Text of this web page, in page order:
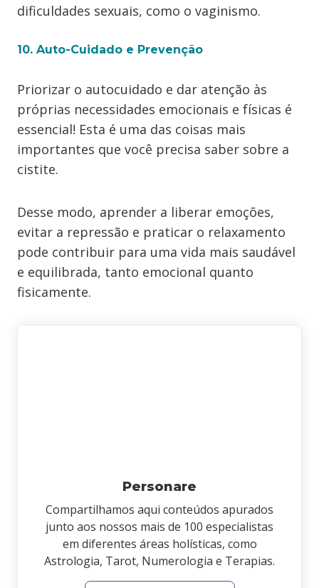
dificuldades sexuais, como o vaginismo.
10. Auto-Cuidado e Prevenção
Priorizar o autocuidado e dar atenção às
próprias necessidades emocionais e físicas é
essencial! Esta é uma das coisas mais
importantes que você precisa saber sobre a
cistite.
Desse modo, aprender a liberar emoções,
evitar a repressão e praticar o relaxamento
pode contribuir para uma vida mais saudável
e equilibrada, tanto emocional quanto
fisicamente.
Personare
Compartilhamos aqui conteúdos apurados
junto aos nossos mais de 100 especialistas
em diferentes áreas holísticas, como
Astrologia, Tarot, Numerologia e Terapias.